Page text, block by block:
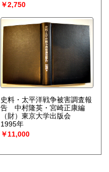
￥2,750
史料・太平洋戦争被害調査報
告 中村隆英・宮崎正康編
（財）東京大学出版会
1995年
￥11,000